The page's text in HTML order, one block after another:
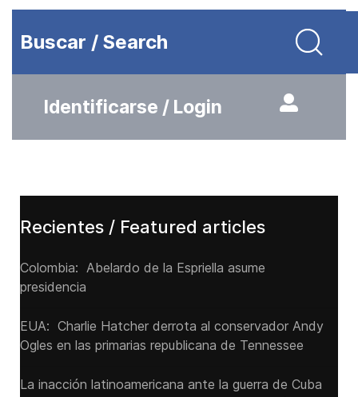
Buscar / Search
Identificarse / Login
Recientes / Featured articles
Colombia: Abelardo de la Espriella asume
presidencia
EUA: Charlie Hatcher derrota al conservador Andy
Ogles en las primarias republicana de Tennessee
La inacción latinoamericana ante la guerra de Cuba